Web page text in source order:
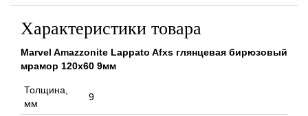
Характеристики товара
Marvel Amazzonite Lappato Afxs глянцевая бирюзовый
мрамор 120x60 9мм
Толщина,
мм
9